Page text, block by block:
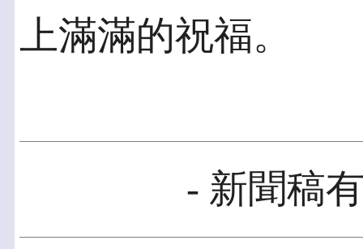
上滿滿的祝福。
- 新聞稿